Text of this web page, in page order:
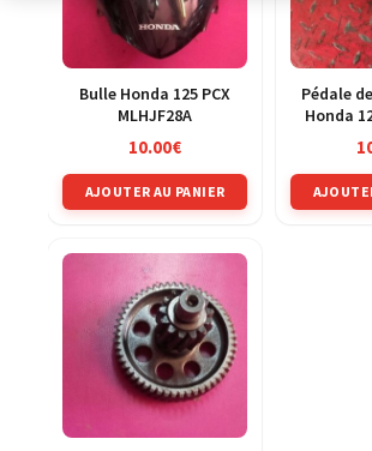
Bulle Honda 125 PCX
MLHJF28A
10.00€
AJOUTER AU PANIER
Pédale
Honda